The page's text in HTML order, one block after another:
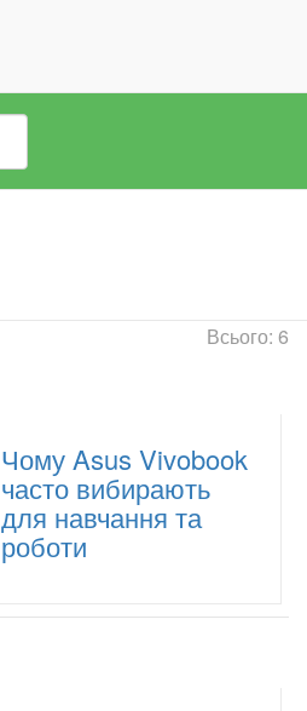
Всього: 6
Чому Asus Vivobook
часто вибирають
для навчання та
роботи